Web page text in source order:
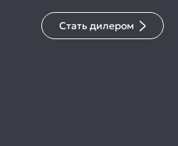
Стать дилером